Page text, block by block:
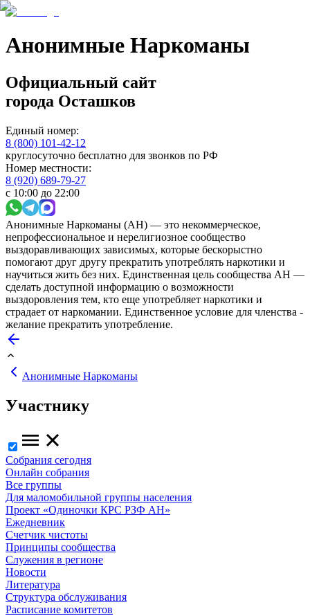
Анонимные Наркоманы
Официальный сайт
города Осташков
Единый номер:
8 (800) 101-42-12
круглосуточно бесплатно для звонков по РФ
Номер местности:
8 (920) 689-79-27
с 10:00 до 22:00
Анонимные Наркоманы (АН) — это некоммерческое,
непрофессиональное и нерелигиозное сообщество
выздоравливающих зависимых, которые бескорыстно
помогают друг другу прекратить употреблять наркотики и
научиться жить без них. Единственная цель сообщества АН —
сделать доступной информацию о возможности
выздоровления тем, кто еще употребляет наркотики и
страдает от наркомании. Единственное условие для членства -
желание прекратить употребление.
Анонимные Наркоманы
Участнику
Собрания сегодня
Онлайн собрания
Все группы
Для маломобильной группы населения
Проект «Одиночки КРС РЗФ АН»
Ежедневник
Счетчик чистоты
Принципы сообщества
Служения в регионе
Новости
Литература
Структура обслуживания
Расписание комитетов